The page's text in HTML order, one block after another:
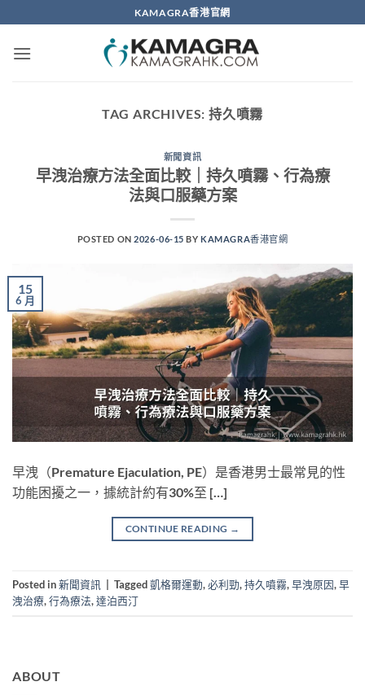
to
content
KAMAGRA香港官網
TAG ARCHIVES: 持久噴霧
新聞資訊
早洩治療方法全面比較｜持久噴霧、行為療
法與口服藥方案
POSTED ON2026-06-15 BYKAMAGRA香港官網
15
6 月
早洩（Premature Ejaculation, PE）是香港男士最常見的性
功能困擾之一，據統計約有30%至 […]
CONTINUE READING →
Posted in新聞資訊 Tagged凱格爾運動,必利勁,持久噴霧,早洩原因,早
洩治療,行為療法,達泊西汀
ABOUT